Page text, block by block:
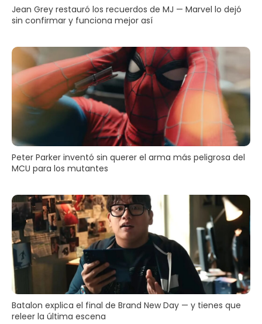
Jean Grey restauró los recuerdos de MJ — Marvel lo dejó
sin confirmar y funciona mejor así
Peter Parker inventó sin querer el arma más peligrosa del
MCU para los mutantes
Batalon explica el final de Brand New Day — y tienes que
releer la última escena